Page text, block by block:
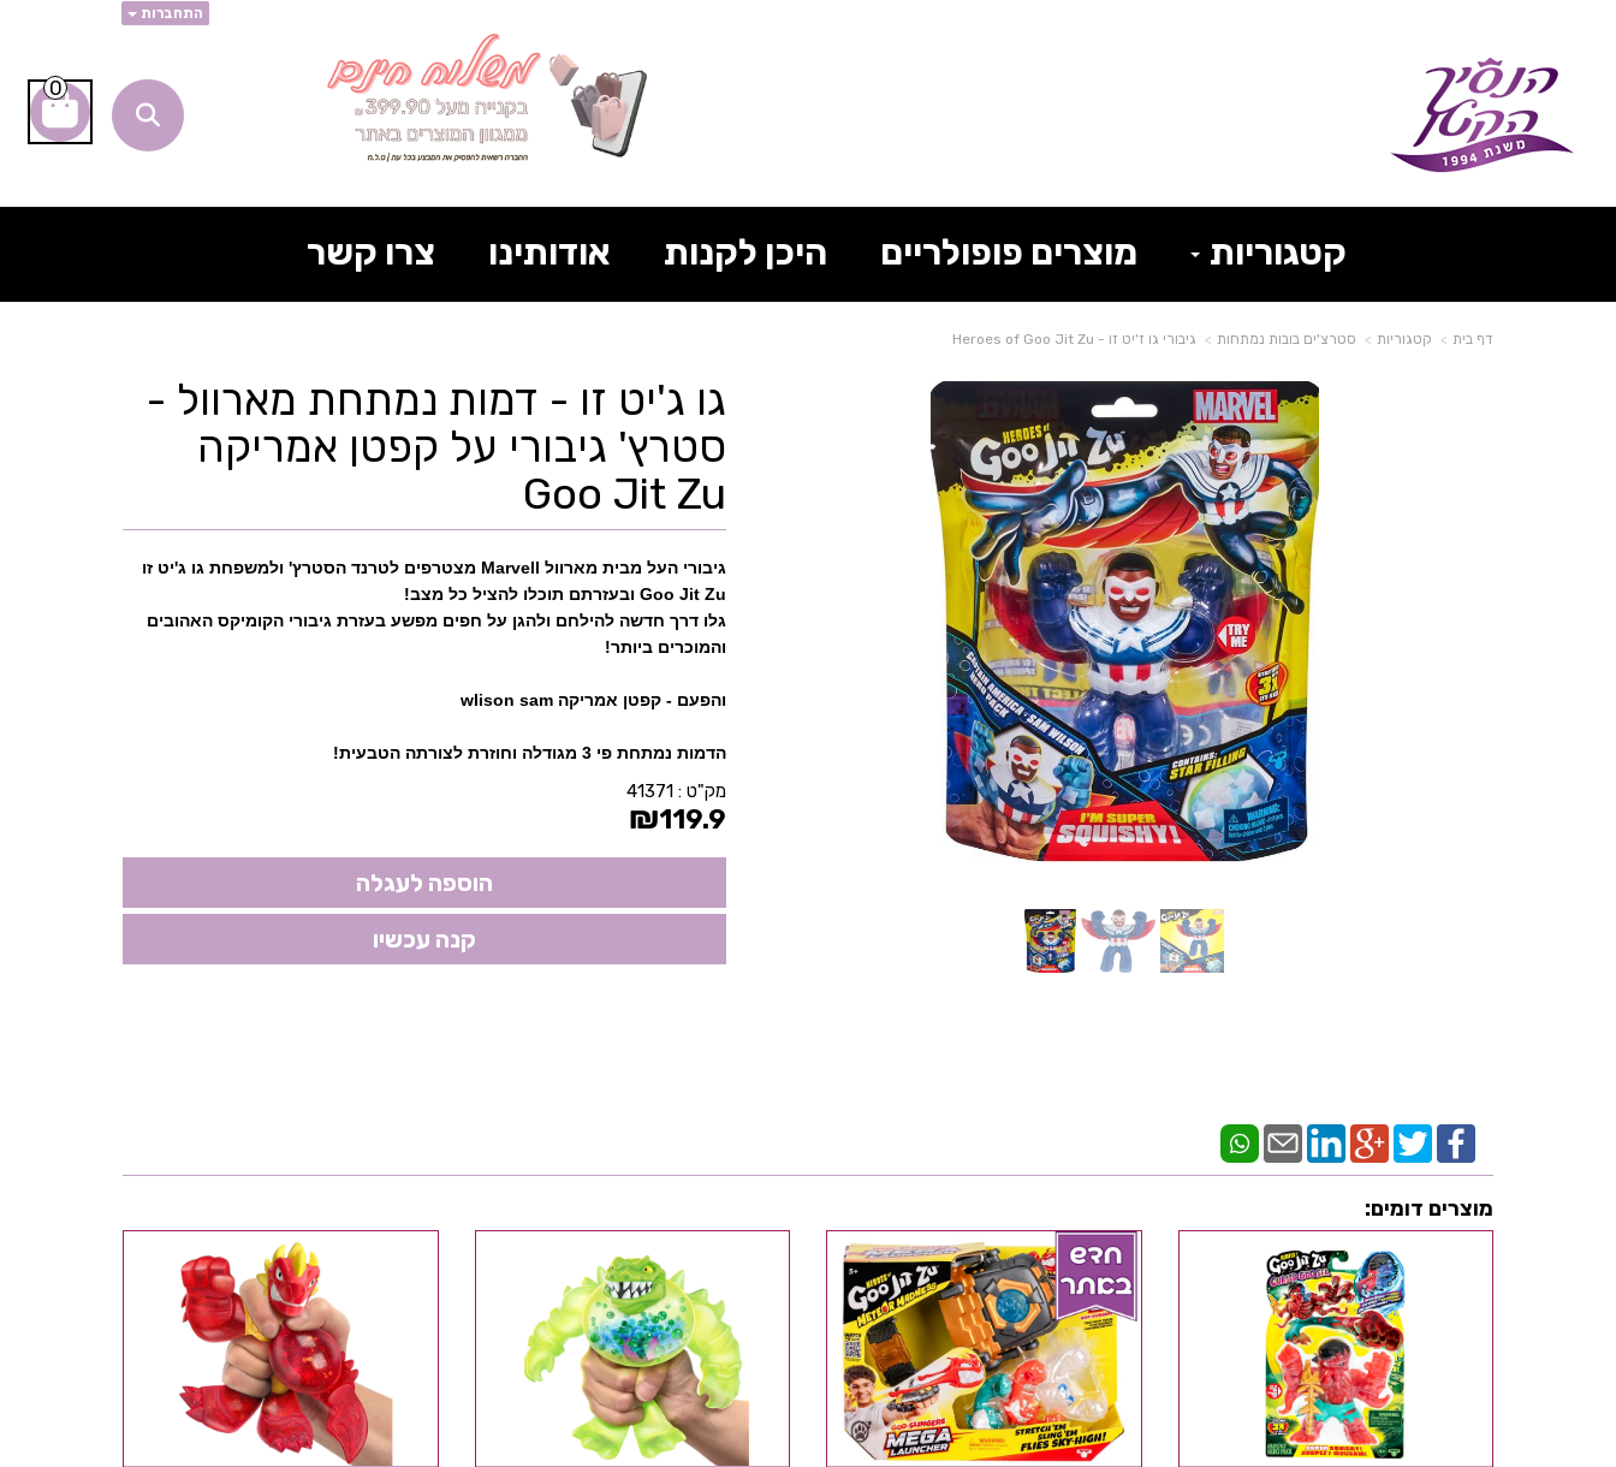
התחברות
0
קטגוריות מוצרים פופולריים היכן לקנות אודותינו צרו קשר
דף בית קטגוריות סטרצ'ים בובות נמתחות גיבורי גו ז'יט זו - Heroes of Goo Jit Zu
גו ג'יט זו - דמות נמתחת מארוול -
סטרץ' גיבורי על קפטן אמריקה
Goo Jit Zu
גיבורי העל מבית מארוול Marvell מצטרפים לטרנד הסטרץ' ולמשפחת גו ג'יט זו
Goo Jit Zu ובעזרתם תוכלו להציל כל מצב!
גלו דרך חדשה להילחם ולהגן על חפים מפשע בעזרת גיבורי הקומיקס האהובים
והמוכרים ביותר!
והפעם - קפטן אמריקה wlison sam
הדמות נמתחת פי 3 מגודלה וחוזרת לצורתה הטבעית!
מק"ט :41371
₪119.9
מוצרים דומים: